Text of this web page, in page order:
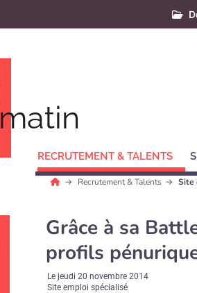
matin
RECRUTEMENT & TALENTS
Recrutement & Talents Site
Grâce à sa
profils
Lejeudi 20 novembre 2014
Site emploi spécialisé